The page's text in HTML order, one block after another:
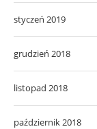
styczeń 2019
grudzień 2018
listopad 2018
październik 2018